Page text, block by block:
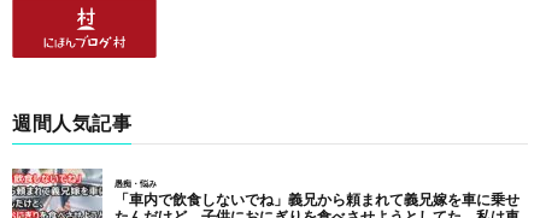
週間人気記事